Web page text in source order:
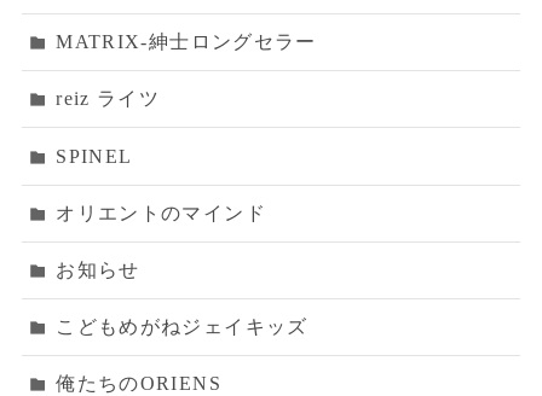
MATRIX‐紳士ロングセラー
reiz ライツ
SPINEL
オリエントのマインド
お知らせ
こどもめがねジェイキッズ
俺たちのORIENS